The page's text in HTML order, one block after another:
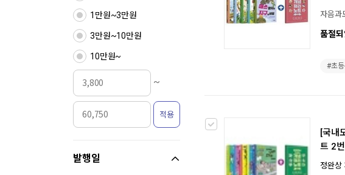
1만원~3만원
3만원~10만원
10만원~
~
적용
발행일
자음과
품절
#초
[국내
트 2
정완상